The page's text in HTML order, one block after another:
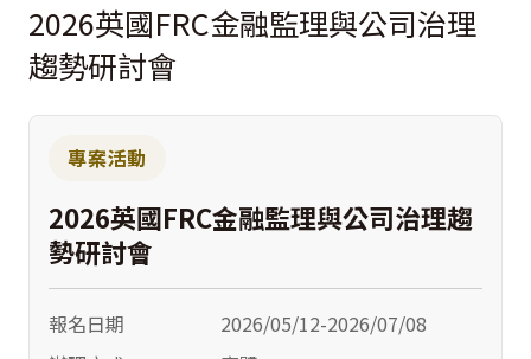
2026英國FRC金融監理與公司治理
趨勢研討會
專案活動
2026英國FRC金融監理與公司治理趨
勢研討會
報名日期
2026/05/12-2026/07/08